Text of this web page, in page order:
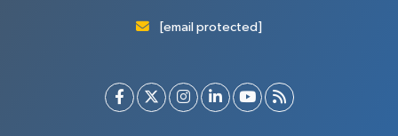
[email protected]